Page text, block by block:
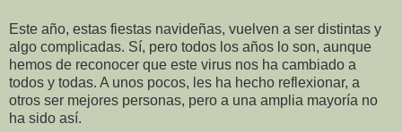
Este año, estas fiestas navideñas, vuelven a ser distintas y
algo complicadas. Sí, pero todos los años lo son, aunque
hemos de reconocer que este virus nos ha cambiado a
todos y todas. A unos pocos, les ha hecho reflexionar, a
otros ser mejores personas, pero a una amplia mayoría no
ha sido así.